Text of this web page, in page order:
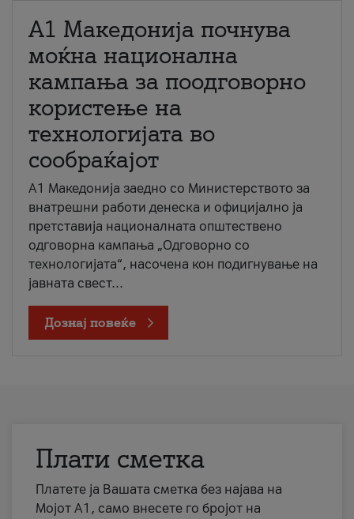
A1 Македонија почнува
моќна национална
кампања за поодговорно
користење на
технологијата во
сообраќајот
A1 Македонија заедно со Министерството за
внатрешни работи денеска и официјално ја
претставија националната општествено
одговорна кампања „Одговорно со
технологијата“, насочена кон подигнување на
јавната свест...
Дознај повеќе
Плати сметка
Платете ја Вашата сметка без најава на
Мојот А1, само внесете го бројот на